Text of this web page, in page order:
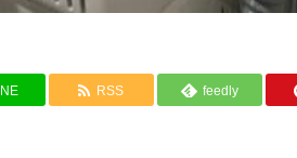
RSS feedly